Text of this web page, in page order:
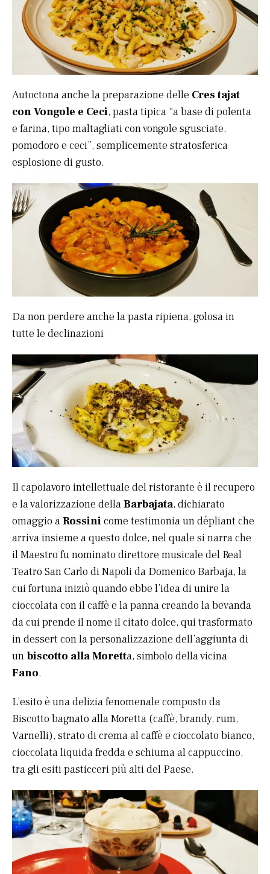
Autoctona anche la preparazione delle Cres tajat
con Vongole e Ceci, pasta tipica “a base di polenta
e farina, tipo maltagliati con vongole sgusciate,
pomodoro e ceci”, semplicemente stratosferica
esplosione di gusto.
Da non perdere anche la pasta ripiena, golosa in
tutte le declinazioni
Il capolavoro intellettuale del ristorante è il recupero
e la valorizzazione dellaBarbajata, dichiarato
omaggio aRossini come testimonia un dépliant che
arriva insieme a questo dolce, nel quale si narra che
il Maestro fu nominato direttore musicale del Real
Teatro San Carlo di Napoli da Domenico Barbaja, la
cui fortuna iniziò quando ebbe l’idea di unire la
cioccolata con il caffè e la panna creando la bevanda
da cui prende il nome il citato dolce, qui trasformato
in dessert con la personalizzazione dell’aggiunta di
un biscotto alla Moretta, simbolo della vicina
Fano.
L’esito è una delizia fenomenale composto da
Biscotto bagnato alla Moretta (caffè, brandy, rum,
Varnelli), strato di crema al caffè e cioccolato bianco,
cioccolata liquida fredda e schiuma al cappuccino,
tra gli esiti pasticceri più alti del Paese.